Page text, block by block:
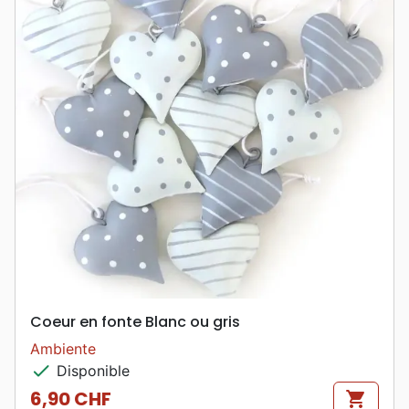
Coeur en fonte Blanc ou gris
Ambiente
check Disponible
6,90 CHF shopping_cart